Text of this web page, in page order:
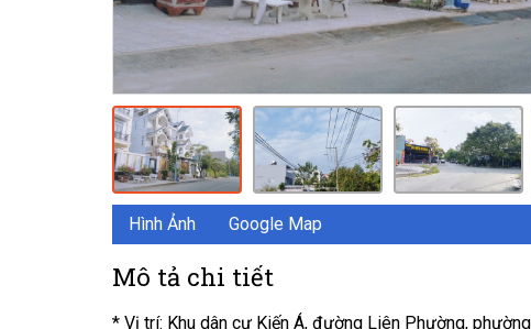
Hình Ảnh Google Map
Mô tả chi tiết
* Vị trí: Khu dân cư Kiến Á, đường Liên Phường,